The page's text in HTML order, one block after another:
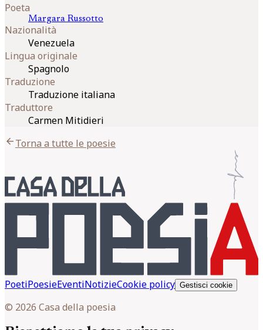
Poeta
Margara Russotto
Nazionalità
Venezuela
Lingua originale
Spagnolo
Traduzione
Traduzione italiana
Traduttore
Carmen Mitidieri
arrow_backTorna a tutte le poesie
PoetiPoesieEventiNotizieCookie policy Gestisci cookie
© 2026 Casa della poesia